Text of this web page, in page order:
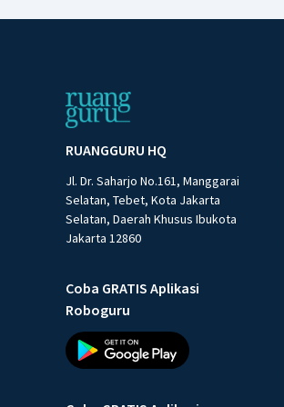
RUANGGURU HQ
Jl. Dr. Saharjo No.161, Manggarai
Selatan, Tebet, Kota Jakarta
Selatan, Daerah Khusus Ibukota
Jakarta 12860
Coba GRATIS Aplikasi
Roboguru